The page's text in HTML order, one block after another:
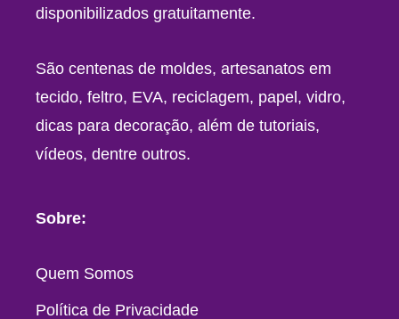
disponibilizados gratuitamente.
São centenas de moldes, artesanatos em
tecido, feltro, EVA, reciclagem, papel, vidro,
dicas para decoração, além de tutoriais,
vídeos, dentre outros.
Sobre:
Quem Somos
Política de Privacidade